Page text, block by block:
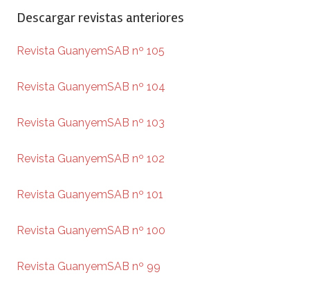
Descargar revistas anteriores
Revista GuanyemSAB nº 105
Revista GuanyemSAB nº 104
Revista GuanyemSAB nº 103
Revista GuanyemSAB nº 102
Revista GuanyemSAB nº 101
Revista GuanyemSAB nº 100
Revista GuanyemSAB nº 99